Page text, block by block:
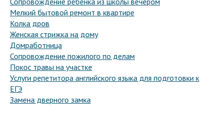
Мелкий бытовой ремонт в квартире
Колка дров
Женская стрижка на дому
Домработница
Сопровождение пожилого по делам
Покос травы на участке
Услуги репетитора английского языка для подготовки к
ЕГЭ
Замена дверного замка